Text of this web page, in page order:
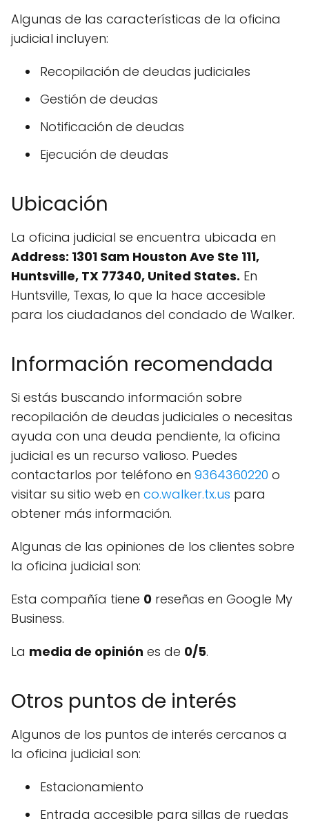
Algunas de las características de la oficina
judicial incluyen:
Recopilación de deudas judiciales
Gestión de deudas
Notificación de deudas
Ejecución de deudas
Ubicación
La oficina judicial se encuentra ubicada en
Address: 1301 Sam Houston Ave Ste 111,
Huntsville, TX 77340, United States. En
Huntsville, Texas, lo que la hace accesible
para los ciudadanos del condado de Walker.
Información recomendada
Si estás buscando información sobre
recopilación de deudas judiciales o necesitas
ayuda con una deuda pendiente, la oficina
judicial es un recurso valioso. Puedes
contactarlos por teléfono en 9364360220 o
visitar su sitio web en co.walker.tx.us para
obtener más información.
Algunas de las opiniones de los clientes sobre
la oficina judicial son:
Esta compañía tiene 0 reseñas en Google My
Business.
La media de opinión es de 0/5.
Otros puntos de interés
Algunos de los puntos de interés cercanos a
la oficina judicial son:
Estacionamiento
Entrada accesible para sillas de ruedas